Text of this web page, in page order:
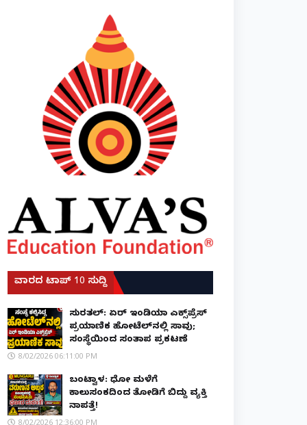
ವಾರದ ಟಾಪ್ 10 ಸುದ್ದಿ
ಸುರತ್ಕಲ್: ಏರ್ ಇಂಡಿಯಾ ಎಕ್ಸ್‌ಪ್ರೆಸ್
ಪ್ರಯಾಣಿಕ ಹೋಟೆಲ್‌ನಲ್ಲಿ ಸಾವು;
ಸಂಸ್ಥೆಯಿಂದ ಸಂತಾಪ ಪ್ರಕಟಣೆ
8/02/2026 06:11:00 PM
ಬಂಟ್ವಾಳ: ಧೋ ಮಳೆಗೆ
ಕಾಲುಸಂಕದಿಂದ ತೋಡಿಗೆ ಬಿದ್ದು ವ್ಯಕ್ತಿ
ನಾಪತ್ತೆ!
8/02/2026 12:36:00 PM